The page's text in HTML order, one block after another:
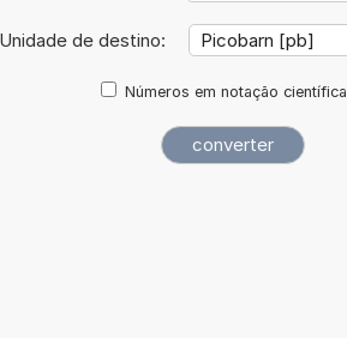
Unidade de destino:
Números em notação científica